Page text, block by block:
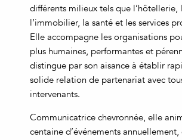
différents milieux tels que l’hôtellerie,
l’immobilier, la santé et les services
Elle accompagne les organisations
plus humaines, performantes et
distingue par son aisance à établir
solide relation de partenariat avec
intervenants.
Communicatrice chevronnée, elle
centaine d’événements annuellement,